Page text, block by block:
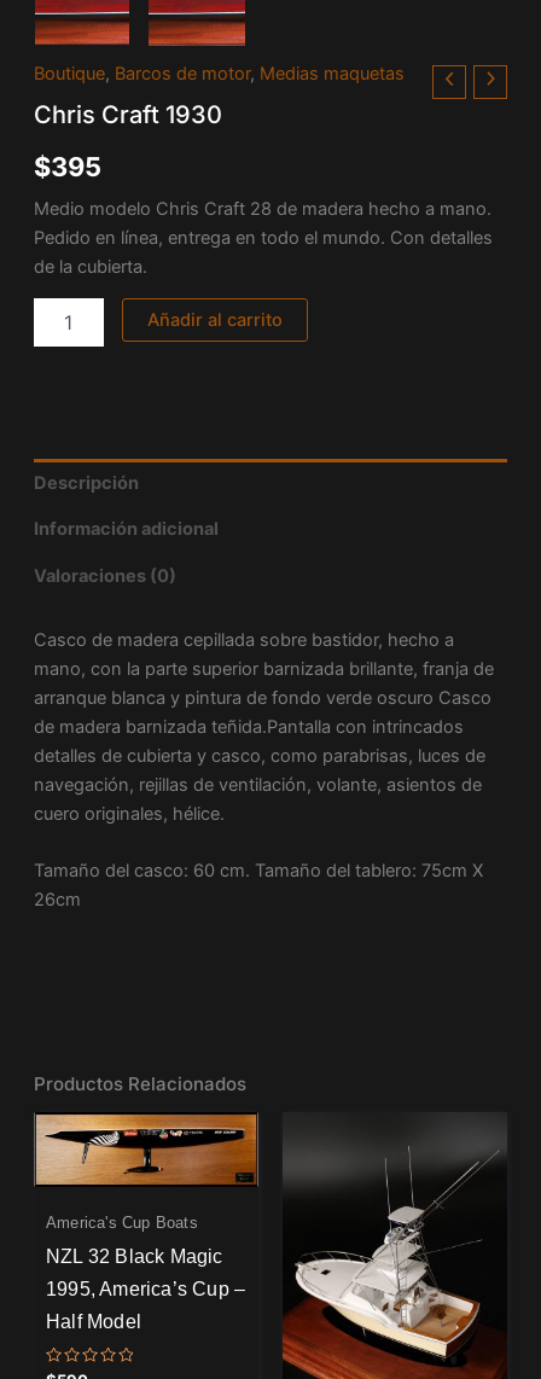
Boutique, Barcos de motor, Medias maquetas
Chris Craft 1930
$395
Medio modelo Chris Craft 28 de madera hecho a mano.
Pedido en línea, entrega en todo el mundo. Con detalles
de la cubierta.
Chris
1930
Añadir al carrito
Descripción
Información adicional
Valoraciones (0)
Casco de madera cepillada sobre bastidor, hecho a
mano, con la parte superior barnizada brillante, franja de
arranque blanca y pintura de fondo verde oscuro Casco
de madera barnizada teñida.Pantalla con intrincados
detalles de cubierta y casco, como parabrisas, luces de
navegación, rejillas de ventilación, volante, asientos de
cuero originales, hélice.
Tamaño del casco: 60 cm. Tamaño del tablero: 75cm X
26cm
Productos Relacionados
America's Cup Boats
NZL 32 Black Magic
1995, America’s Cup –
Half Model